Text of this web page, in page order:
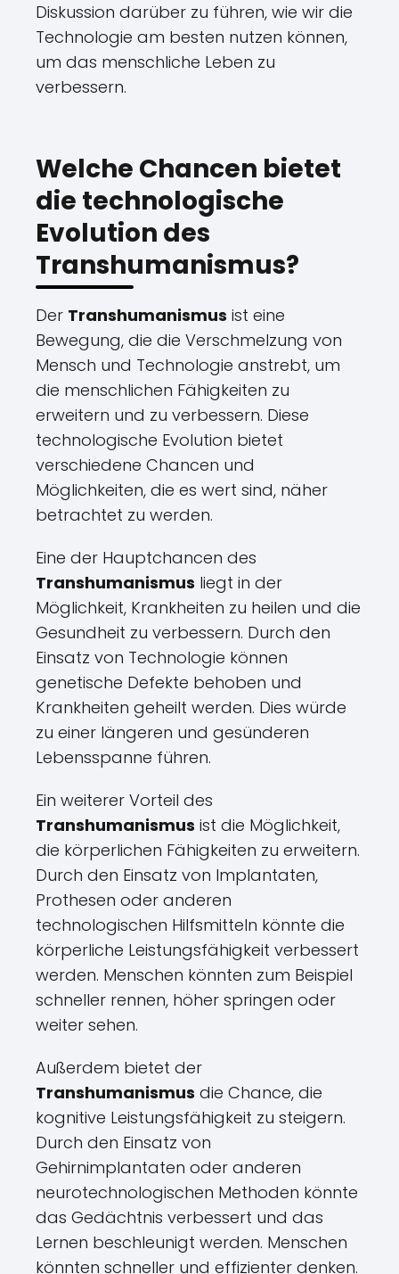
Diskussion darüber zu führen, wie wir die
Technologie am besten nutzen können,
um das menschliche Leben zu
verbessern.
Welche Chancen bietet
die technologische
Evolution des
Transhumanismus?
Der Transhumanismus ist eine
Bewegung, die die Verschmelzung von
Mensch und Technologie anstrebt, um
die menschlichen Fähigkeiten zu
erweitern und zu verbessern. Diese
technologische Evolution bietet
verschiedene Chancen und
Möglichkeiten, die es wert sind, näher
betrachtet zu werden.
Eine der Hauptchancen des
Transhumanismus liegt in der
Möglichkeit, Krankheiten zu heilen und die
Gesundheit zu verbessern. Durch den
Einsatz von Technologie können
genetische Defekte behoben und
Krankheiten geheilt werden. Dies würde
zu einer längeren und gesünderen
Lebensspanne führen.
Ein weiterer Vorteil des
Transhumanismus ist die Möglichkeit,
die körperlichen Fähigkeiten zu erweitern.
Durch den Einsatz von Implantaten,
Prothesen oder anderen
technologischen Hilfsmitteln könnte die
körperliche Leistungsfähigkeit verbessert
werden. Menschen könnten zum Beispiel
schneller rennen, höher springen oder
weiter sehen.
Außerdem bietet der
Transhumanismus die Chance, die
kognitive Leistungsfähigkeit zu steigern.
Durch den Einsatz von
Gehirnimplantaten oder anderen
neurotechnologischen Methoden könnte
das Gedächtnis verbessert und das
Lernen beschleunigt werden. Menschen
könnten schneller und effizienter denken.